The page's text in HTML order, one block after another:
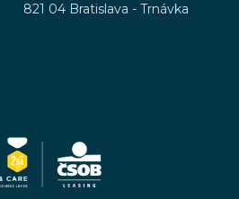
821 04 Bratislava - Trnávka